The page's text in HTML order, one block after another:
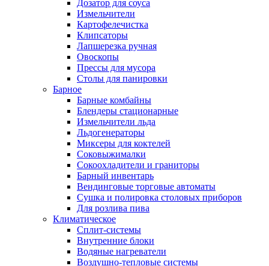
Дозатор для соуса
Измельчители
Картофелечистка
Клипсаторы
Лапшерезка ручная
Овоскопы
Прессы для мусора
Столы для панировки
Барное
Барные комбайны
Блендеры стационарные
Измельчители льда
Льдогенераторы
Миксеры для коктелей
Соковыжималки
Сокоохладители и граниторы
Барный инвентарь
Вендинговые торговые автоматы
Сушка и полировка столовых приборов
Для розлива пива
Климатическое
Сплит-системы
Внутренние блоки
Водяные нагреватели
Воздушно-тепловые системы